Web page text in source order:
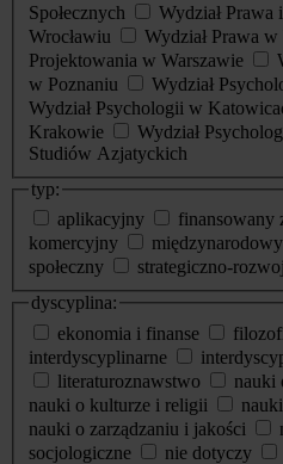
Społecznych
Wydział Prawa
Wrocławiu
Wydział Prawa
Projektowania w Warszawie
w Poznaniu
Wydział
Wydział Psychologii w
Krakowie
Wydział
Studiów Azjatyckich
typ:
aplikacyjny
finansowany
komercyjny
międzynarodowy
społeczny
strategiczno-
dyscyplina:
ekonomia i finanse
interdyscyplinarne
literaturoznawstwo
nauki
nauki o kulturze i religii
nauki o zarządzaniu i jakości
socjologiczne
nie dotyczy